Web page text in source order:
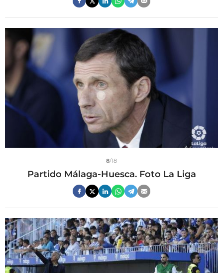
8/18
Partido Málaga-Huesca. Foto La Liga